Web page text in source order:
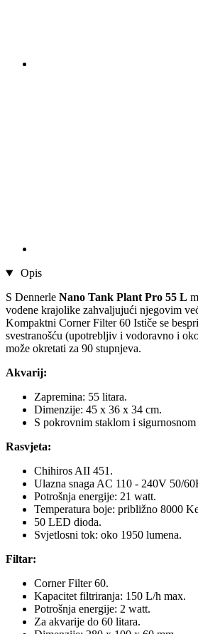
Opis
S Dennerle Nano Tank Plant Pro 55 L
vodene krajolike zahvaljujući njegovim
Kompaktni Corner Filter 60 Ističe se
svestranošću (upotrebljiv i vodoravno i
može okretati za 90 stupnjeva.
Akvarij:
Zapremina: 55 litara.
Dimenzije: 45 x 36 x 34 cm.
S pokrovnim staklom i sigurnosnom
Rasvjeta:
Chihiros AII 451.
Ulazna snaga AC 110 - 240V 50/
Potrošnja energije: 21 watt.
Temperatura boje: približno 8000
50 LED dioda.
Svjetlosni tok: oko 1950 lumena.
Filtar:
Corner Filter 60.
Kapacitet filtriranja: 150 L/h max.
Potrošnja energije: 2 watt.
Za akvarije do 60 litara.